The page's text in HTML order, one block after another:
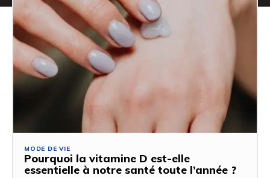
MODE DE VIE
Pourquoi la vitamine D est-elle
essentielle à notre santé toute l’année ?